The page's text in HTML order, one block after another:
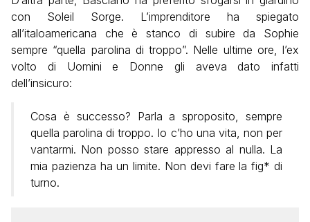
con Soleil Sorge. L’imprenditore ha spiegato
all’italoamericana che è stanco di subire da Sophie
sempre “quella parolina di troppo”. Nelle ultime ore, l’ex
volto di Uomini e Donne gli aveva dato infatti
dell’insicuro:
Cosa è successo? Parla a sproposito, sempre
quella parolina di troppo. Io c’ho una vita, non per
vantarmi. Non posso stare appresso al nulla. La
mia pazienza ha un limite. Non devi fare la fig* di
turno.